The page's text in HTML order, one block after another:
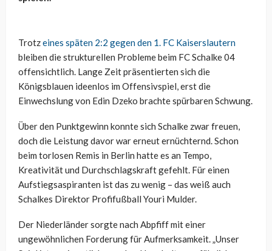
Trotzeines späten 2:2 gegen den 1. FC Kaiserslautern
bleiben die strukturellen Probleme beim FC Schalke 04
offensichtlich. Lange Zeit präsentierten sich die
Königsblauen ideenlos im Offensivspiel, erst die
Einwechslung von Edin Dzeko brachte spürbaren Schwung.
Über den Punktgewinn konnte sich Schalke zwar freuen,
doch die Leistung davor war erneut ernüchternd. Schon
beim torlosen Remis in Berlin hatte es an Tempo,
Kreativität und Durchschlagskraft gefehlt. Für einen
Aufstiegsaspiranten ist das zu wenig – das weiß auch
Schalkes Direktor Profifußball Youri Mulder.
Der Niederländer sorgte nach Abpfiff mit einer
ungewöhnlichen Forderung für Aufmerksamkeit. „Unser